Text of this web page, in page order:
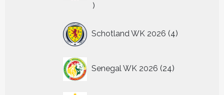
4
Schotland WK 2026 4
producten
Senegal WK 2026 24
producten